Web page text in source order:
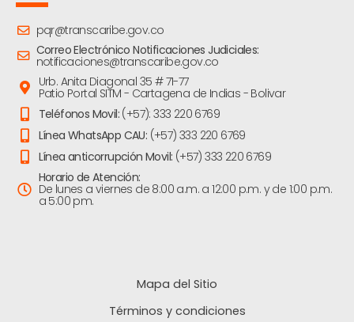
pqr@transcaribe.gov.co
Correo Electrónico Notificaciones Judiciales:
notificaciones@transcaribe.gov.co
Urb. Anita Diagonal 35 # 71-77
Patio Portal SITM - Cartagena de Indias - Bolivar
Teléfonos Movil: (+57): 333 220 6769
Línea WhatsApp CAU: (+57) 333 220 6769
Línea anticorrupción Movil: (+57) 333 220 6769
Horario de Atención:
De lunes a viernes de 8:00 a.m. a 12:00 p.m. y de 1:00 p.m.
a 5:00 pm.
Mapa del Sitio
Términos y condiciones